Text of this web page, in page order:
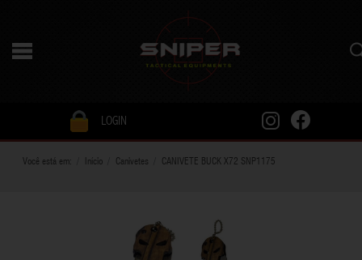
LOGIN
Você está em: Início Canivetes CANIVETE BUCK X72 SNP1175